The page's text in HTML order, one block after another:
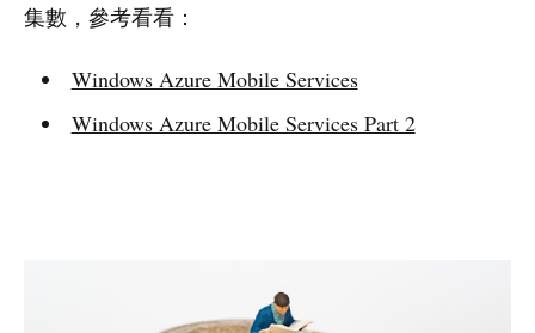
集數，參考看看：
Windows Azure Mobile Services
Windows Azure Mobile Services Part 2